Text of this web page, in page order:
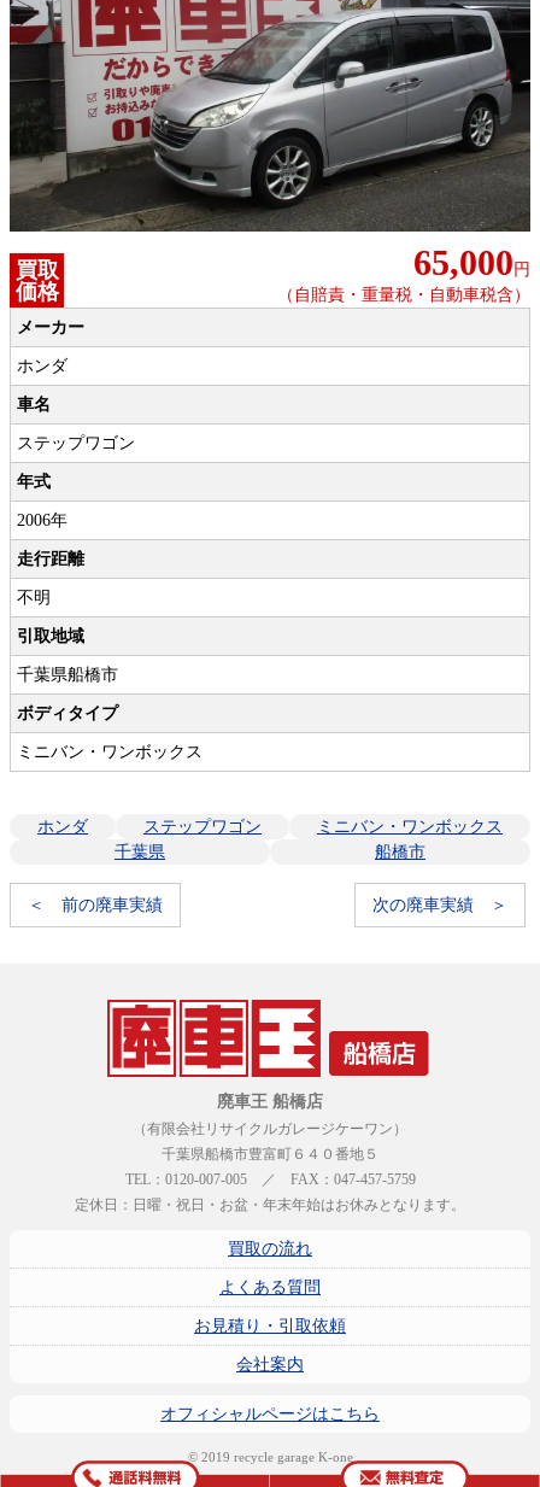
買取
価格
65,000 円
（自賠責・重量税・自動車税含）
メーカー
ホンダ
車名
ステップワゴン
年式
2006年
走行距離
不明
引取地域
千葉県船橋市
ボディタイプ
ミニバン・ワンボックス
ホンダ ステップワゴン
ミニバン・ワンボックス
千葉県
船橋市
＜ 前の廃車実績 次の廃車実績 ＞
廃車王 船橋店
（有限会社リサイクルガレージケーワン）
千葉県船橋市豊富町６４０番地５
TEL：0120-007-005 ／ FAX：047-457-5759
定休日：日曜・祝日・お盆・年末年始はお休みとなります。
買取の流れ
よくある質問
お見積り・引取依頼
会社案内
オフィシャルページはこちら
© 2019 recycle garage K-one